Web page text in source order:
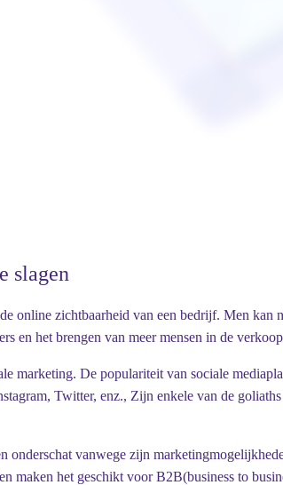
slagen
online zichtbaarheid van een bedrijf. Men
en het brengen van meer mensen in de
marketing. De populariteit van sociale
Twitter, enz., Zijn enkele van de
onderschat vanwege zijn
maken het geschikt voor B2B(business to